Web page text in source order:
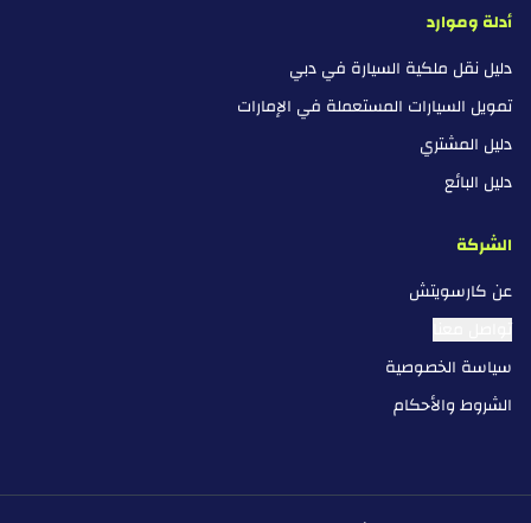
أدلة وموارد
دليل نقل ملكية السيارة في دبي
تمويل السيارات المستعملة في الإمارات
دليل المشتري
دليل البائع
الشركة
عن كارسويتش
سياسة الخصوصية
الشروط والأحكام